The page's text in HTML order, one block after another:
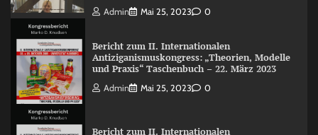
Admin Mai 25, 2023 0
Bericht zum II. Internationalen
Antiziganismuskongress: „Theorien, Modelle
und Praxis“ Taschenbuch – 22. März 2023
Admin Mai 25, 2023 0
Bericht zum II. Internationalen